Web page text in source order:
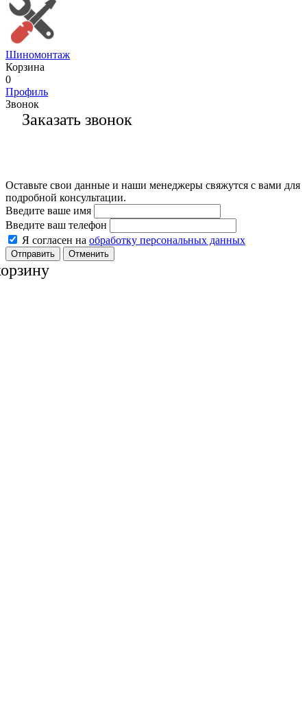
Шиномонтаж
Корзина
0
Профиль
Звонок
Заказать звонок
Оставьте свои данные и наши менеджеры свяжутся с вами для
подробной консультации.
Введите ваше имя
Введите ваш телефон
Я согласен на обработку персональных данных
Отменить